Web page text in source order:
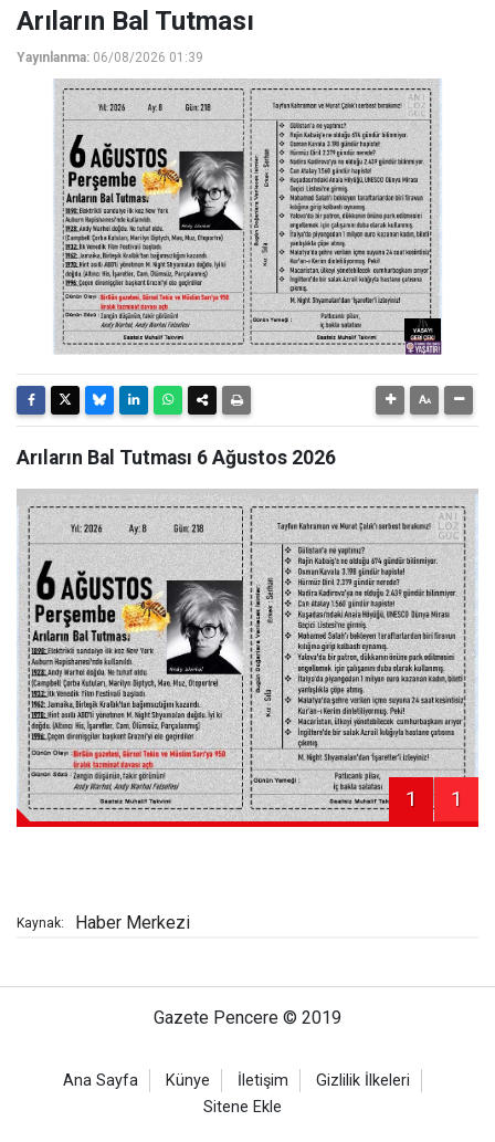
Arıların Bal Tutması
Yayınlanma: 06/08/2026 01:39
Arıların Bal Tutması 6 Ağustos 2026
1 1
Kaynak: Haber Merkezi
Gazete Pencere © 2019
Ana Sayfa Künye İletişim
Gizlilik İlkeleri
Sitene Ekle